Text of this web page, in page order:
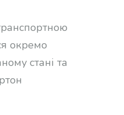
окремо
стані та